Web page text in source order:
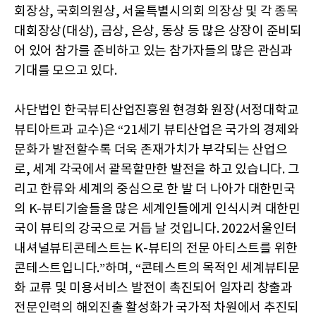
회장상, 국회의원상, 서울특별시의회 의장상 및 각 종목
대회장상(대상), 금상, 은상, 동상 등 많은 상장이 준비되
어 있어 참가를 준비하고 있는 참가자들의 많은 관심과
기대를 모으고 있다.
사단법인 한국뷰티산업진흥원 현경화 원장(서정대학교
뷰티아트과 교수)은 “21세기 뷰티산업은 국가의 경제와
문화가 발전할수록 더욱 존재가치가 부각되는 산업으
로, 세계 각국에서 괄목할만한 발전을 하고 있습니다. 그
리고 한류와 세계의 중심으로 한 발 더 나아가 대한민국
의 K-뷰티기술들을 많은 세계인들에게 인식시켜 대한민
국이 뷰티의 강국으로 거듭 날 것입니다. 2022서울인터
내셔널뷰티콘테스트는 K-뷰티의 전문 아티스트를 위한
콘테스트입니다.”하며, “콘테스트의 목적인 세계뷰티문
화 교류 및 미용서비스 발전이 촉진되어 일자리 창출과
전문인력의 해외진출 활성화가 국가적 차원에서 추진되